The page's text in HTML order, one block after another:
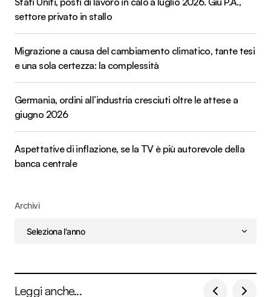
settore privato in stallo
Migrazione a causa del cambiamento climatico, tante tesi
e una sola certezza: la complessità
Germania, ordini all’industria cresciuti oltre le attese a
giugno 2026
Aspettative di inflazione, se la TV è più autorevole della
banca centrale
Archivi
Leggi anche...